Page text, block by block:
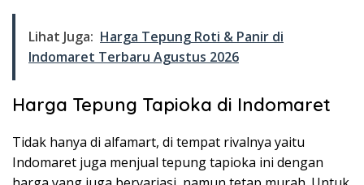
Lihat Juga: Harga Tepung Roti & Panir di
Indomaret Terbaru Agustus 2026
Harga Tepung Tapioka di Indomaret
Tidak hanya di alfamart, di tempat rivalnya yaitu
Indomaret juga menjual tepung tapioka ini dengan